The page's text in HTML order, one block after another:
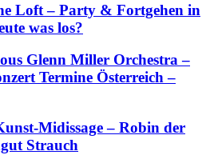
Loft – Party & Fortgehen in
was los?
Glenn Miller Orchestra –
Termine Österreich –
Midissage – Robin der
Strauch